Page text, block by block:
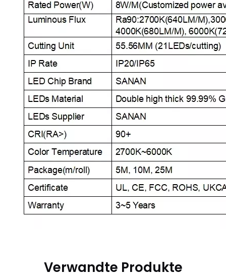
Verwandte Produkte